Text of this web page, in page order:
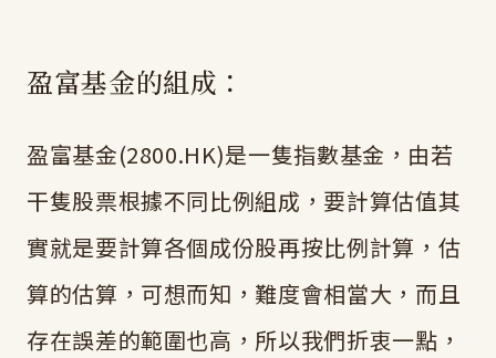
盈富基金的組成：
盈富基金(2800.HK)是一隻指數基金，由若
干隻股票根據不同比例組成，要計算估值其
實就是要計算各個成份股再按比例計算，估
算的估算，可想而知，難度會相當大，而且
存在誤差的範圍也高，所以我們折衷一點，